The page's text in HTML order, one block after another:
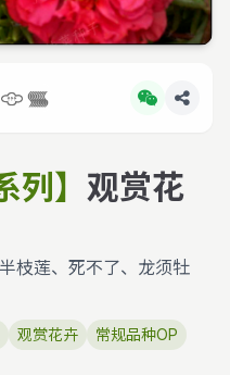
】 观赏花
枝莲、死不了、龙须牡
观赏花卉
常规品种OP